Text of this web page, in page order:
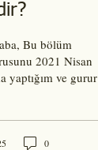
Bu bölüm
2021 Nisan
yaptığım ve gurur
0